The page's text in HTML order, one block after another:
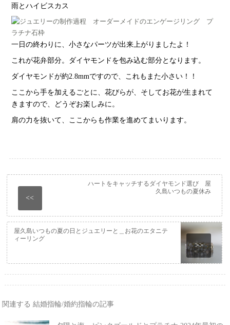
雨とハイビスカス
一日の終わりに、小さなパーツが出来上がりましたよ！
これが花弁部分。ダイヤモンドを包み込む部分となります。
ダイヤモンドが約2.8mmですので、これもまた小さい！！
ここから手を加えるごとに、花びらが、そしてお花が生まれて
きますので、どうぞお楽しみに。
肩の力を抜いて、ここからも作業を進めてまいります。
<<
ハートをキャッチするダイヤモンド選び 屋
久島いつもの夏休み
>>
屋久島いつもの夏の日とジュエリーと＿お花のエタニテ
ィーリング
関連する 結婚指輪/婚約指輪の記事